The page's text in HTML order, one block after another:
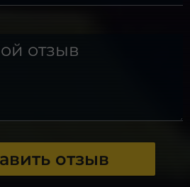
отзыв
отзыв